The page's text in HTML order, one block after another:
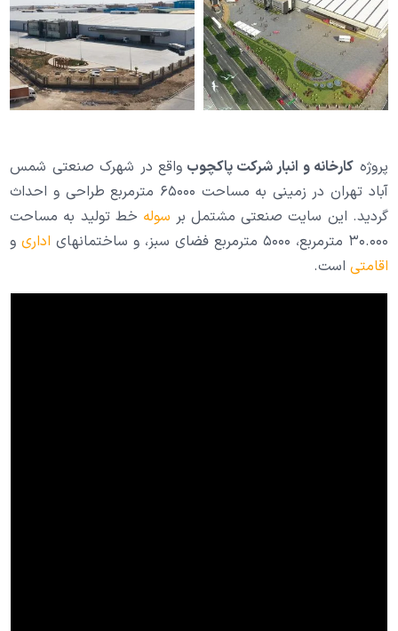
صفحه اصلی
کارخانه صنعتی
سایر خدمات
درباره ما
پروژه کارخانه و انبار شرکت پاکچوب واقع در شهرک صنعتی شمس
آباد تهران در زمینی به مساحت ۶۵۰۰۰ مترمربع طراحی و احداث
گردید. این سایت صنعتی مشتمل بر سوله خط تولید به مساحت
۳۰.۰۰۰ مترمربع، ۵۰۰۰ مترمربع فضای سبز، و ساختمانهای
اداریو
اقامتی است.